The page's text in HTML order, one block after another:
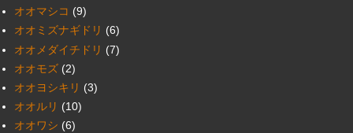
オオマシコ (9)
オオミズナギドリ (6)
オオメダイチドリ (7)
オオモズ (2)
オオヨシキリ (3)
オオルリ (10)
オオワシ (6)